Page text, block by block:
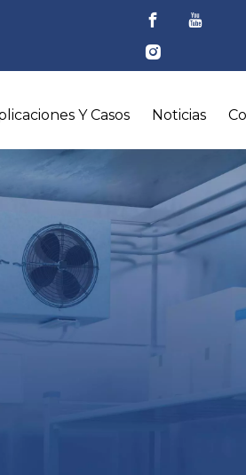
Y Casos Noticias